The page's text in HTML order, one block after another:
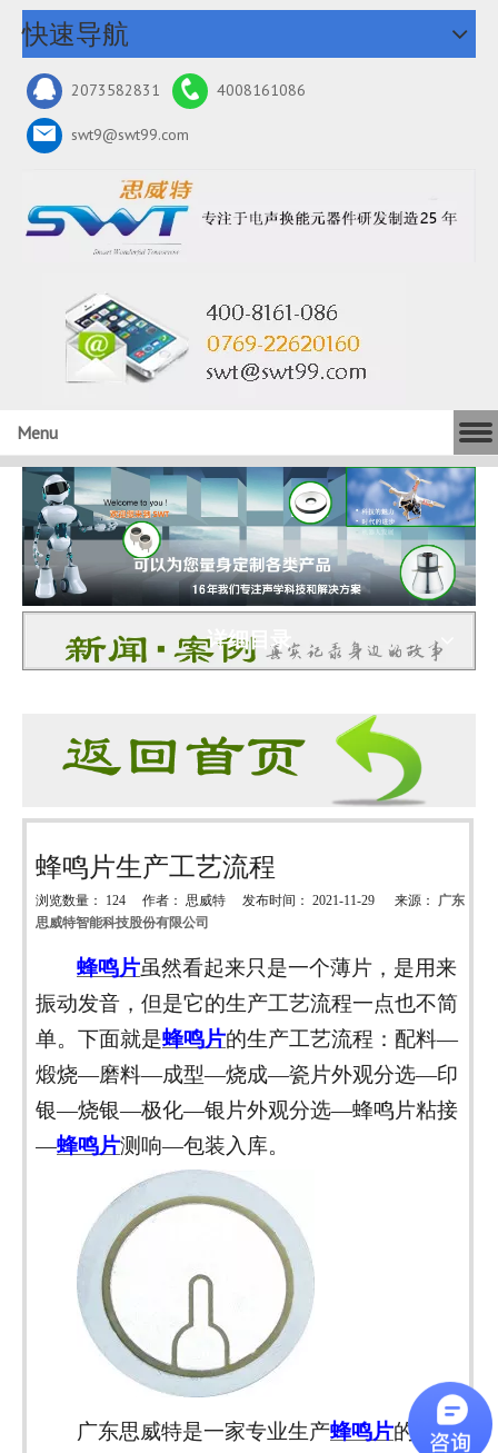
快速导航
2073582831 4008161086
swt9@swt99.com
Menu
详细目录
蜂鸣片生产工艺流程
浏览数量： 124 作者： 思威特 发布时间： 2021-11-29 来源： 广东
思威特智能科技股份有限公司
蜂鸣片虽然看起来只是一个薄片，是用来
振动发音，但是它的生产工艺流程一点也不简
单。下面就是蜂鸣片的生产工艺流程：配料—
煅烧—磨料—成型—烧成—瓷片外观分选—印
银—烧银—极化—银片外观分选—蜂鸣片粘接
—蜂鸣片测响—包装入库。
广东思威特是一家专业生产蜂鸣片的上市